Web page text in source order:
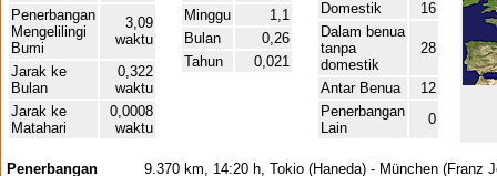
Penerbangan
Mengelilingi
Bumi
3,09
waktu
Jarak ke
Bulan
0,322
waktu
Jarak ke
Matahari
0,0008
waktu
Minggu
1,1
Bulan
0,26
Tahun
0,021
Domestik
16
Dalam benua
tanpa
domestik
28
Antar Benua
12
Penerbangan
Lain
0
Penerbangan
9.370 km, 14:20 h, Tokio (Haneda) - München (Franz